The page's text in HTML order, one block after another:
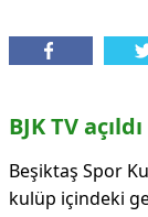
BJK TV açıldı
Beşiktaş Spor
kulüp içindeki